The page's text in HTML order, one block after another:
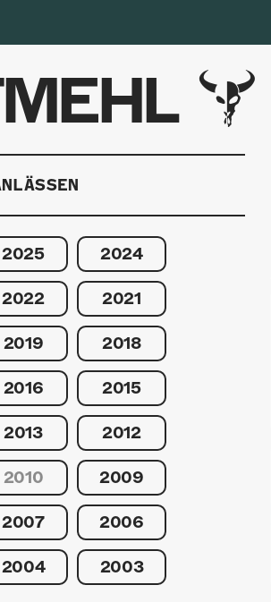
2025 2024
2022 2021
2019 2018
2016 2015
2013 2012
2010 2009
2007 2006
2004 2003